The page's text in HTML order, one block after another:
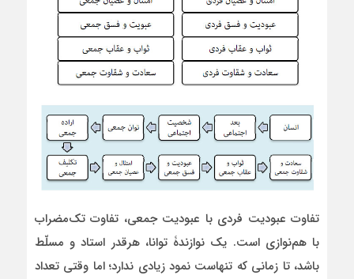
تفاوت عبودیت فردی با عبودیت جمعی، تفاوت تک‌مضراب
با هم‌نوازی است. یک نوازندۀ توانا، هرقدر استاد و مسلّط
باشد، تا زمانی که تنهاست نمود زیادی ندارد؛ اما وقتی تعداد